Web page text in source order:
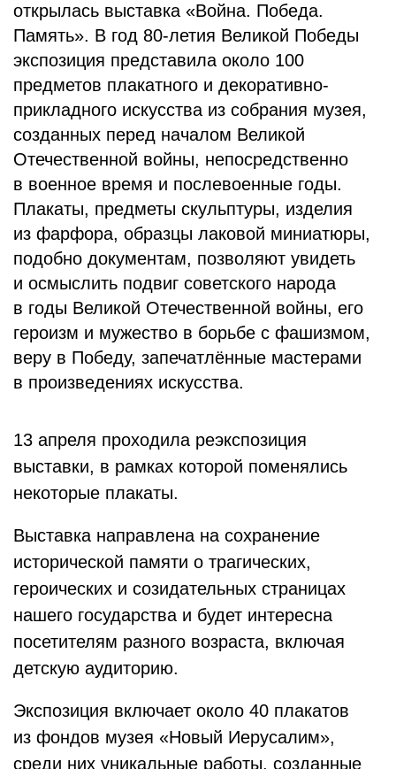
открылась выставка «Война. Победа.
Память». В год 80-летия Великой Победы
экспозиция представила около 100
предметов плакатного и декоративно-
прикладного искусства из собрания музея,
созданных перед началом Великой
Отечественной войны, непосредственно
в военное время и послевоенные годы.
Плакаты, предметы скульптуры, изделия
из фарфора, образцы лаковой миниатюры,
подобно документам, позволяют увидеть
и осмыслить подвиг советского народа
в годы Великой Отечественной войны, его
героизм и мужество в борьбе с фашизмом,
веру в Победу, запечатлённые мастерами
в произведениях искусства.
13 апреля проходила реэкспозиция
выставки, в рамках которой поменялись
некоторые плакаты.
Выставка направлена на сохранение
исторической памяти о трагических,
героических и созидательных страницах
нашего государства и будет интересна
посетителям разного возраста, включая
детскую аудиторию.
Экспозиция включает около 40 плакатов
из фондов музея «Новый Иерусалим»,
среди них уникальные работы, созданные